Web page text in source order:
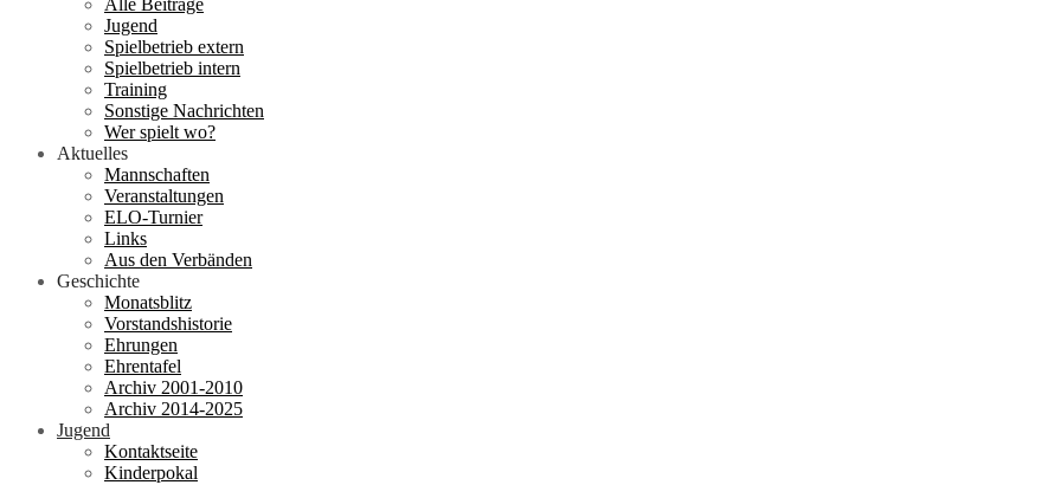
Alle Beiträge
Jugend
Spielbetrieb extern
Spielbetrieb intern
Training
Sonstige Nachrichten
Wer spielt wo?
Aktuelles
Mannschaften
Veranstaltungen
ELO-Turnier
Links
Aus den Verbänden
Geschichte
Monatsblitz
Vorstandshistorie
Ehrungen
Ehrentafel
Archiv 2001-2010
Archiv 2014-2025
Jugend
Kontaktseite
Kinderpokal